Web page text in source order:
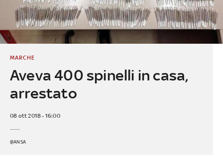
Aveva 400 spinelli in casa,
arrestato
MARCHE
08 ott 2018 - 16:00
@ANSA